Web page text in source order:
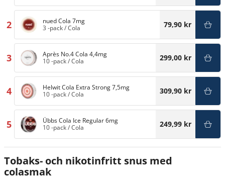
2
nued Cola 7mg
3 -pack/Cola 79,90 kr
3
Après No.4 Cola 4,4mg
10 -pack/Cola 299,00 kr
4
Helwit Cola Extra Strong 7,5mg
10 -pack/Cola 309,90 kr
5
Übbs Cola Ice Regular 6mg
10 -pack/Cola 249,99 kr
Tobaks- och nikotinfritt snus med
colasmak